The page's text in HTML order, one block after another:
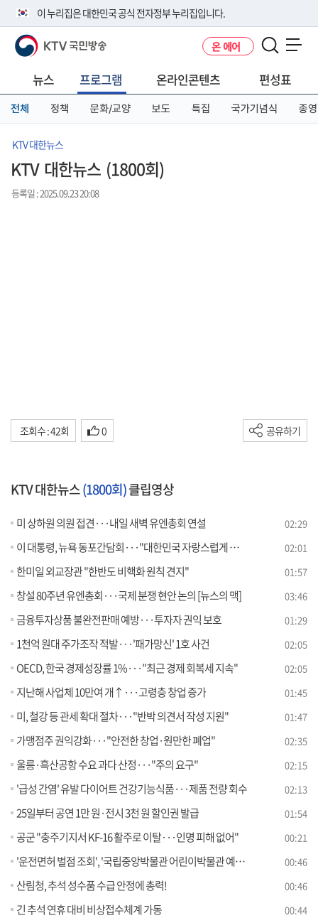
이 누리집은 대한민국 공식 전자정부 누리집입니다.
공식 누리집 주소 확인하기
니다.
이밖에 or.kr 또는 .kr등 다른 도메인 주소를 사용하고 있다면 아래 URL에
서 도메인 주소를 확인해 보세요
KTV 국민방송 온 에어
뉴스 프로그램 온라인콘텐츠 편성표
전체 정책 문화/교양 보도 특집 국가기념식 종영
KTV 대한뉴스
KTV 대한뉴스 (1800회)
등록일 : 2025.09.23 20:08
조회수 : 42회 0 공유하기
KTV 대한뉴스(1800회)클립영상
미 상하원 의원 접견···내일 새벽 유엔총회 연설 02:29
이 대통령, 뉴욕 동포간담회···"대한민국 자랑스럽게 만들 것" 02:01
한미일 외교장관 "한반도 비핵화 원칙 견지" 01:57
창설 80주년 유엔총회···국제 분쟁 현안 논의 [뉴스의 맥] 03:46
금융투자상품 불완전판매 예방···투자자 권익 보호 01:29
1천억 원대 주가조작 적발···'패가망신' 1호 사건 02:05
OECD, 한국 경제성장률 1%···"최근 경제 회복세 지속" 02:05
지난해 사업체 10만여 개↑···고령층 창업 증가 01:45
미, 철강 등 관세 확대 절차···"반박 의견서 작성 지원" 01:47
가맹점주 권익강화···"안전한 창업·원만한 폐업" 02:35
울릉·흑산공항 수요 과다 산정···"주의 요구" 02:15
'급성 간염' 유발 다이어트 건강기능식품···제품 전량 회수 02:13
25일부터 공연 1만 원·전시 3천 원 할인권 발급 01:54
공군 "충주기지서 KF-16 활주로 이탈···인명 피해 없어" 00:21
'운전면허 벌점 조회', '국립중앙박물관 어린이박물관 예약' 민간 앱으로 이용하세요 00:46
산림청, 추석 성수품 수급 안정에 총력! 00:46
긴 추석 연휴 대비 비상접수체계 가동 00:44